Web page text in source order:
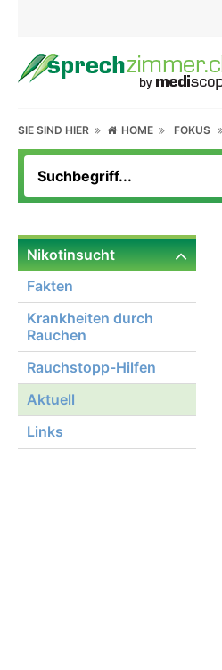
SIE SIND HIER HOME FOKUS
Nikotinsucht
Fakten
Krankheiten durch
Rauchen
Rauchstopp-Hilfen
Aktuell
Links